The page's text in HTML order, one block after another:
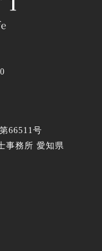
66511号
事務所 愛知県